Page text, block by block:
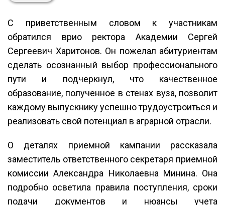
С приветственным словом к участникам
обратился врио ректора Академии Сергей
Сергеевич Харитонов. Он пожелал абитуриентам
сделать осознанный выбор профессионального
пути и подчеркнул, что качественное
образование, полученное в стенах вуза, позволит
каждому выпускнику успешно трудоустроиться и
реализовать свой потенциал в аграрной отрасли.
О деталях приемной кампании рассказала
заместитель ответственного секретаря приемной
комиссии Александра Николаевна Минина. Она
подробно осветила правила поступления, сроки
подачи документов и нюансы учета